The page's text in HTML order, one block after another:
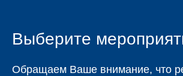
Выберите
Обращаем Ваше внимание, что